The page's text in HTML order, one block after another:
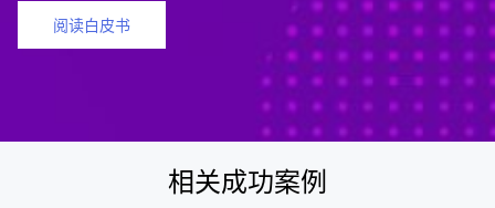
阅读白皮书
相关成功案例